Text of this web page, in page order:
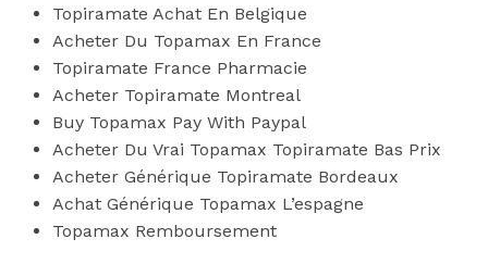
Topiramate Achat En Belgique
Acheter Du Topamax En France
Topiramate France Pharmacie
Acheter Topiramate Montreal
Buy Topamax Pay With Paypal
Acheter Du Vrai Topamax Topiramate Bas Prix
Acheter Générique Topiramate Bordeaux
Achat Générique Topamax L’espagne
Topamax Remboursement